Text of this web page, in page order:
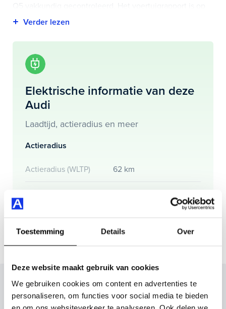
Toestemming Details Over
Deze website maakt gebruik van cookies
We gebruiken cookies om content en advertenties te
personaliseren, om functies voor social media te bieden
en om ons websiteverkeer te analyseren. Ook delen we
deze pagina bij onderhoud en historie te downloaden.
Highlights van deze Audi zijn onder andere airco
(automatisch), elektrisch glazen panorama-dak,
kunstlederen interieurdelen en nog veel meer.
Je koopt hem voor € 37.695,- maar je kan deze Audi Q5
ook bij ons financieren of leasen.
Maak snel een afspraak in de showroom of bestel hem
direct online.
Elektrische informatie van deze
Audi
Laadtijd, actieradius en meer
Actieradius
Actieradius (WLTP) 62 km
Inruilvoorstel op deze auto?
Vul hier je gegevens in en vergeet niet foto's van je